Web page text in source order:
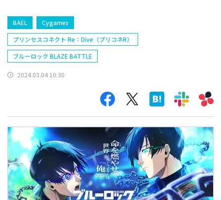
BAEL
Cygames
プリンセスコネクト Re：Dive（プリコネR）
ブルーロック BLAZE BATTLE
2024.03.04 10:30